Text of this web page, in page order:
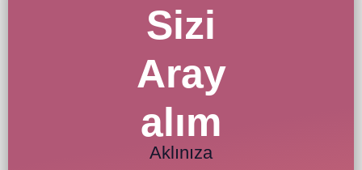
Sizi
Aray
alım
Aklınıza